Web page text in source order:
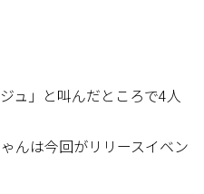
ュ」と叫んだところで4人
んは今回がリリースイベン